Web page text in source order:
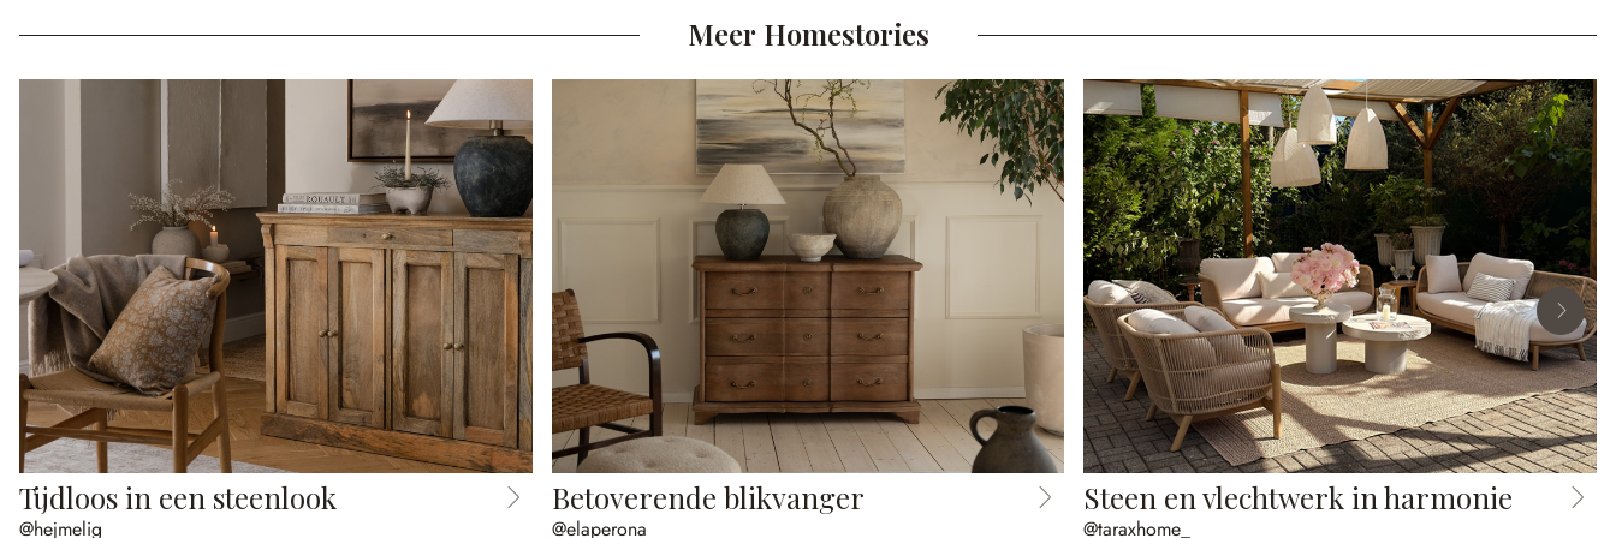
Meer Homestories
Tijdloos in een steenlook
@hejmelig
Betoverende blikvanger
@elaperona
Steen en vlechtwerk in harmonie
@taraxhome_